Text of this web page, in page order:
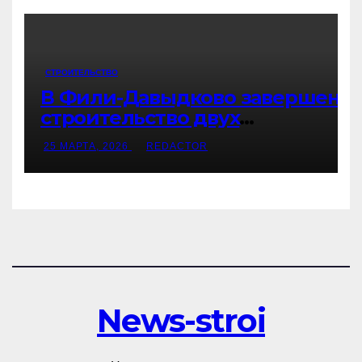
СТРОИТЕЛЬСТВО
В Фили-Давыдково завершено
строительство двух
современных бизнес-центров
с развитой инфраструктурой
25 МАРТА, 2026 REDACTOR
News-stroi